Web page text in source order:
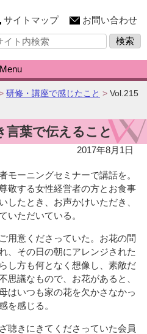
ページの本文へ
サイトマップ
お問い合わせ
Menu
研修・講座で感じたこと > Vol.215
言葉で伝えること
2017年8月1日
モーニングセミナーで講話を。
敬する女性経営者の方とお食事
したとき、お声かけいただき、
いただいている。
用意くださっていた。お花の問
、その日の朝にアレンジされた
し方も何となく想像し、素敵だ
思議なもので、お花があると、
はいつも家の花を欠かさなかっ
を感じる。
聴きにきてくださっていた会員